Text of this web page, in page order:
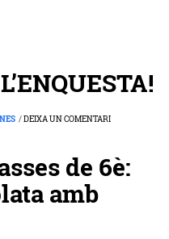
/DEIXA UN COMENTARI
de 6è:
amb